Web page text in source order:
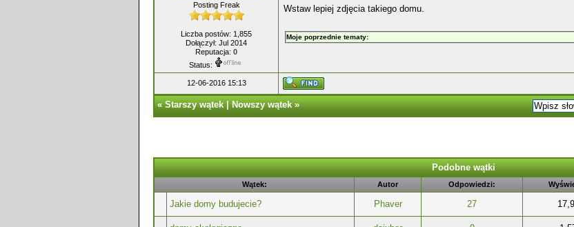
Posting Freak
Liczba postów: 1,855
Dołączył: Jul 2014
Reputacja: 0
Status:
Wstaw lepiej zdjęcia takiego domu.
Moje poprzednie tematy:
12-06-2016 15:13
«Starszy wątek|Nowszy wątek»
Podobne wątki
Wątek: Autor Odpowiedzi:
Jakie domy budujecie? Phaver 27